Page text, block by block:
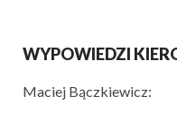
WYPOWIEDZI
Maciej Bączkiewicz: